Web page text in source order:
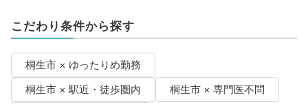
こだわり条件から探す
桐生市 × ゆったりめ勤務
桐生市 × 駅近・徒歩圏内
桐生市 × 専門医不問